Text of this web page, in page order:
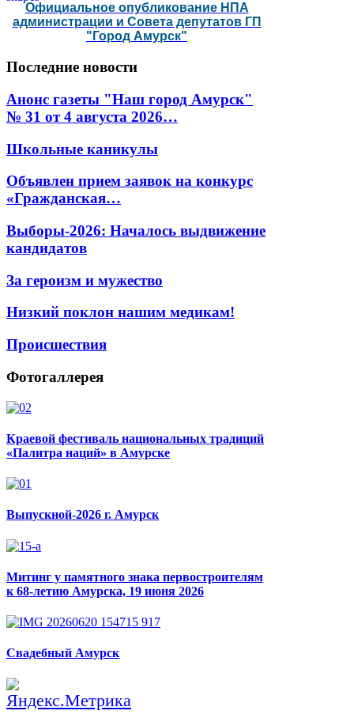
Официальное опубликование НПА
администрации и Совета депутатов ГП
"Город Амурск"
Последние новости
Анонс газеты "Наш город Амурск"
№ 31 от 4 августа 2026…
Школьные каникулы
Объявлен прием заявок на конкурс
«Гражданская…
Выборы-2026: Началось выдвижение
кандидатов
За героизм и мужество
Низкий поклон нашим медикам!
Происшествия
Фотогаллерея
Краевой фестиваль национальных традиций
«Палитра наций» в Амурске
Выпускной-2026 г. Амурск
Митинг у памятного знака первостроителям
к 68-летию Амурска, 19 июня 2026
Свадебный Амурск